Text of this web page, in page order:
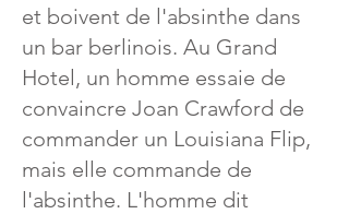
et boivent de l'absinthe dans
un bar berlinois. Au Grand
Hotel, un homme essaie de
convaincre Joan Crawford de
commander un Louisiana Flip,
mais elle commande de
l'absinthe. L'homme dit